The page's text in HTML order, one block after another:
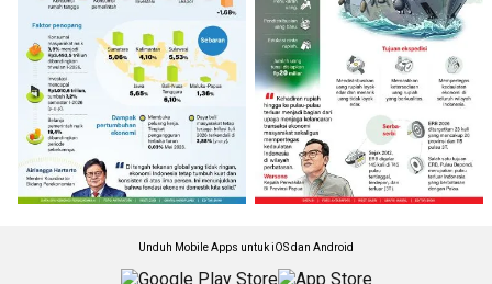
Unduh Mobile Apps untuk iOS dan Android